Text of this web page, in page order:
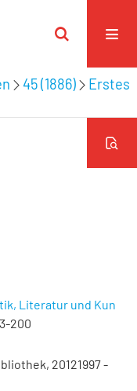
45 (1886)
Erstes
Literatur und Kun
200
20121997 -